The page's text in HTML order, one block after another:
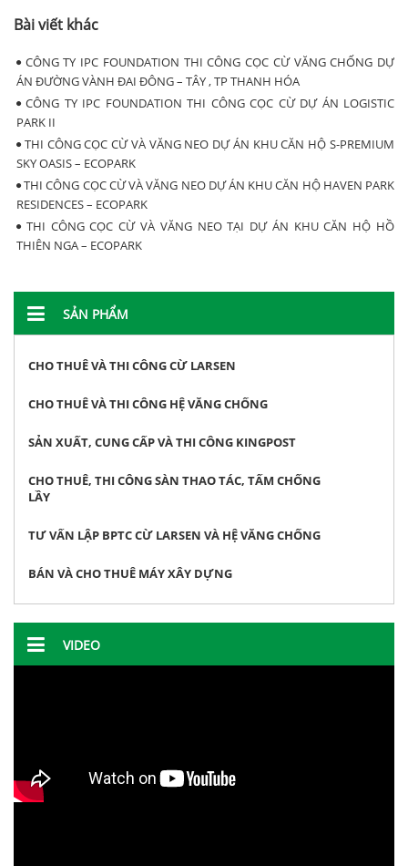
Bài viết khác
CÔNG TY IPC FOUNDATION THI CÔNG CỌC CỪ VĂNG CHỐNG DỰ
ÁN ĐƯỜNG VÀNH ĐAI ĐÔNG – TÂY , TP THANH HÓA
CÔNG TY IPC FOUNDATION THI CÔNG CỌC CỪ DỰ ÁN LOGISTIC
PARK II
THI CÔNG CỌC CỪ VÀ VĂNG NEO DỰ ÁN KHU CĂN HỘ S-PREMIUM
SKY OASIS – ECOPARK
THI CÔNG CỌC CỪ VÀ VĂNG NEO DỰ ÁN KHU CĂN HỘ HAVEN PARK
RESIDENCES – ECOPARK
THI CÔNG CỌC CỪ VÀ VĂNG NEO TẠI DỰ ÁN KHU CĂN HỘ HỒ
THIÊN NGA – ECOPARK
SẢN PHẨM
CHO THUÊ VÀ THI CÔNG CỪ LARSEN
CHO THUÊ VÀ THI CÔNG HỆ VĂNG CHỐNG
SẢN XUẤT, CUNG CẤP VÀ THI CÔNG KINGPOST
CHO THUÊ, THI CÔNG SÀN THAO TÁC, TẤM CHỐNG
LẦY
TƯ VẤN LẬP BPTC CỪ LARSEN VÀ HỆ VĂNG CHỐNG
BÁN VÀ CHO THUÊ MÁY XÂY DỰNG
VIDEO